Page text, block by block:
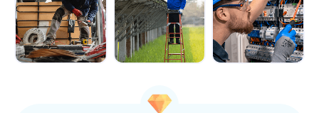
électriqu...
fonctionnement...